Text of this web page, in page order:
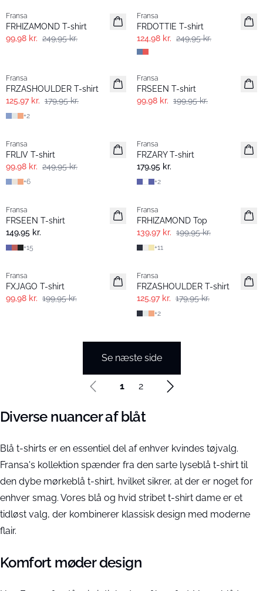
Fransa
FRHIZAMOND T-shirt
99,98 kr. 249,95 kr.
Fransa
FRDOTTIE T-shirt
124,98 kr. 249,95 kr.
Fransa
FRZASHOULDER T-shirt
125,97 kr. 179,95 kr.
+2
Extended size
- 50%
Fransa
FRSEEN T-shirt
99,98 kr. 199,95 kr.
Extended size
Fransa
FRLIV T-shirt
99,98 kr. 249,95 kr.
+6
Nyhed
Fransa
FRZARY T-shirt
179,95 kr.
+2
Nyhed
Fransa
FRSEEN T-shirt
149,95 kr.
+15
Fransa
FRHIZAMOND Top
139,97 kr. 199,95 kr.
+11
Fransa
FXJAGO T-shirt
99,98 kr. 199,95 kr.
Fransa
FRZASHOULDER T-shirt
125,97 kr. 179,95 kr.
+2
Se næste side
1 2
Diverse nuancer af blåt
Blå t-shirts er en essentiel del af enhver kvindes tøjvalg.
Fransa's kollektion spænder fra den sarte lyseblå t-shirt til
den dybe mørkeblå t-shirt, hvilket sikrer, at der er noget for
enhver smag. Vores blå og hvid stribet t-shirt dame er et
tidløst valg, der kombinerer klassisk design med moderne
flair.
Komfort møder design